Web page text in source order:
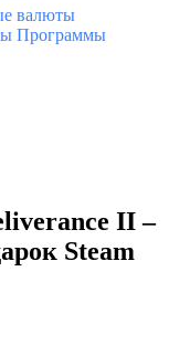
валюты
Программы
II –
Steam